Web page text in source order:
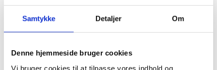
Samtykke Detaljer Om
Denne hjemmeside bruger cookies
Vi bruger cookies til at tilpasse vores indhold og
Lynlås nylon 30 cm
Lynlås 32 cm
Zipper 35-39 cm
Lynlås med ring 35 cm
Lynlås 37 cm
Zipper 40-44 cm
Lynlås med ring 40 cm